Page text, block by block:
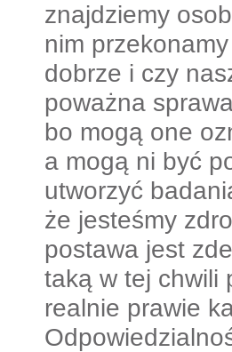
znajdziemy
nim
dobrze i czy
poważna
bo mogą one
a mogą ni być
utworzyć
że jesteśmy
postawa jest
taką w tej chwili
realnie prawie